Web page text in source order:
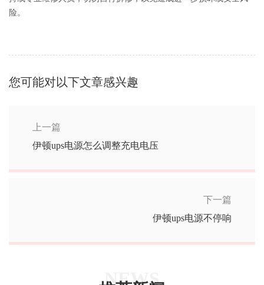
险。‌
您可能对以下文章感兴趣
上一篇
伊顿ups电源怎么调整充电电压
下一篇
伊顿ups电源不停响
NEWS